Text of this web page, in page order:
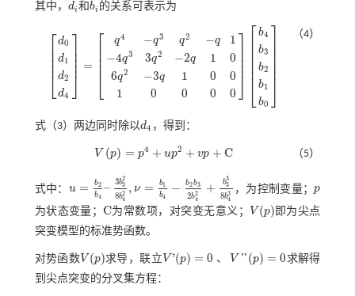
其中， di
di 和bi
bi 的关系可表示为
⎡
⎣
⎢⎢⎢⎢
d0
d1
d2
d4
⎤
⎦
⎥⎥⎥⎥ =
⎡
⎣
⎢⎢⎢⎢
q4
−4q3
6q2
1
−q3
3q2
−3q
0
q2
−2q
1
0
−q
1
0
0
1
0
0
0
⎤
⎦
⎥⎥⎥⎥
⎡
⎣
⎢⎢⎢⎢⎢⎢
b4
b3
b2
b1
b0
⎤
⎦
⎥⎥⎥⎥⎥⎥
d0 d 2 d4 q q 1 0 10 0
（4）
式（3） 两边同时除以d4
d4 ，得到：
V (p) = p4 + up2 + vp + C
Vp =p4 +up2+ vp+C （5）
式中： u = b2
b4
– 3b2
3
8b2
4
, ν = b1
b4
− b2b3
2b2
4
+ b3
3
8b3
4
u= b2 b4–3 b328b 42, ν=b 1b 4-b2 b32 b42 + 338b43
，为控制变量；p
p
为状态变量； C
C 为常数项，对突变无意义； V (p)
V( p)
即为尖点
突变模型的标准势函数。
对势函数V (p)
V( p) 求导，联立V '(p) = 0
V' (p)=0 、 V '' (p) = 0
V =0
求解得
到尖点突变的分叉集方程：